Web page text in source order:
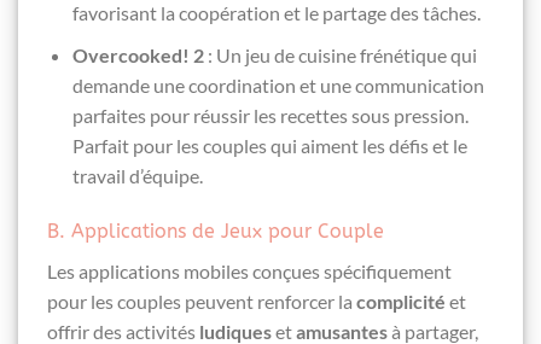
favorisant la coopération et le partage des tâches.
Overcooked! 2: Un jeu de cuisine frénétique qui
demande une coordination et une communication
parfaites pour réussir les recettes sous pression.
Parfait pour les couples qui aiment les défis et le
travail d’équipe.
B. Applications de Jeux pour Couple
Les applications mobiles conçues spécifiquement
pour les couples peuvent renforcer la complicité et
offrir des activités ludiquesetamusantesà partager,